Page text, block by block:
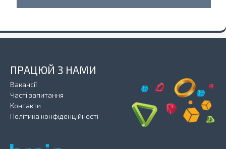
ПРАЦЮЙ З НАМИ
Вакансії
Часті запитання
Контакти
Політика конфіденційності